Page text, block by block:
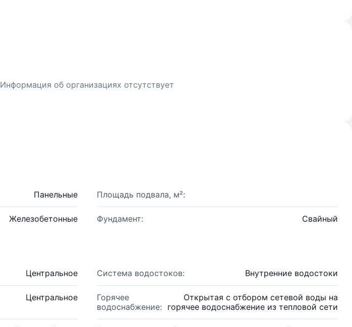
Информация об организациях отсутствует
Панельные Площадь подвала, м²:
Железобетонные Фундамент: Свайный
Центральное Система водостоков: Внутренние водостоки
Центральное
Горячее
водоснабжение:
Открытая с отбором сетевой воды на
горячее водоснабжение из тепловой сети